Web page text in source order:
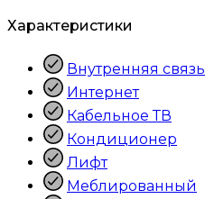
Характеристики
Внутренняя связь
Интернет
Кабельное ТВ
Кондиционер
Лифт
Меблированный